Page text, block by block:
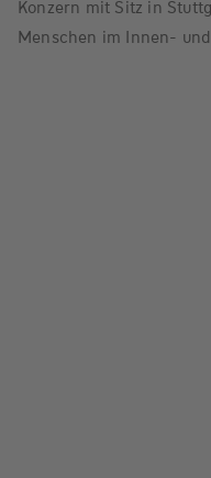
Konzern mit Sitz in
Menschen im Innen-